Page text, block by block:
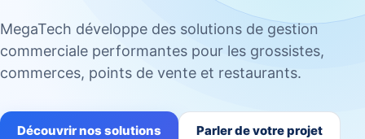
MegaTech développe des solutions de gestion
commerciale performantes pour les grossistes,
commerces, points de vente et restaurants.
Découvrir nos solutions Parler de votre projet